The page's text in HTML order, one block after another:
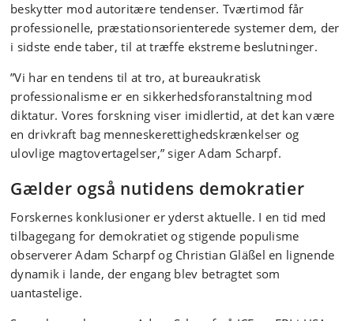
beskytter mod autoritære tendenser. Tværtimod får
professionelle, præstationsorienterede systemer dem, der
i sidste ende taber, til at træffe ekstreme beslutninger.
”Vi har en tendens til at tro, at bureaukratisk
professionalisme er en sikkerhedsforanstaltning mod
diktatur. Vores forskning viser imidlertid, at det kan være
en drivkraft bag menneskerettighedskrænkelser og
ulovlige magtovertagelser,” siger Adam Scharpf.
Gælder også nutidens demokratier
Forskernes konklusioner er yderst aktuelle. I en tid med
tilbagegang for demokratiet og stigende populisme
observerer Adam Scharpf og Christian Gläßel en lignende
dynamik i lande, der engang blev betragtet som
uantastelige.